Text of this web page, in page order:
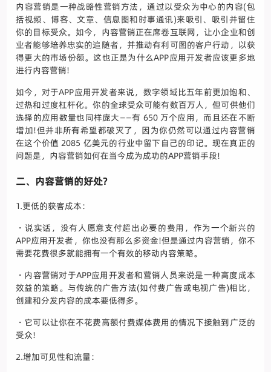
内容营销是一种战略性营销方法，通过以受众为中心的内容(包
括视频、博客、文章、信息图和时事通讯)来吸引、吸引并留住
你的目标受众。如今，内容营销正在席卷互联网，让小企业和创
业者能够培养忠实的追随者，并推动有利可图的客户行动，以获
得更大的市场份额。这也正是为什么APP应用开发者应该更多地
进行内容营销!
如今，对于APP应用开发者来说，数字领域比五年前更加饱和、
过热和过度杠杆化。你的全球受众可能有数百万人，但可供他们
选择的应用数量也同样庞大――有 650 万个应用，而且还在不断
增加!但并非所有希望都破灭了，因为你仍然可以通过内容营销
在这个价值 2085 亿美元的行业中留下自己的印记。现在真正的
问题是，内容营销如何在当今成为成功的APP营销手段!
二、内容营销的好处?
1.更低的获客成本：
・说实话，没有人愿意支付超出必要的费用，作为一个新兴的
APP应用开发者，你也没有那么多资金!但是通过内容营销，你不
需要花费很多就能拥有一个有效的移动内容策略。
・内容营销对于APP应用开发者和营销人员来说是一种高度成本
效益的策略。与传统的广告方法(如付费广告或电视广告)相比，
创建和分发内容的成本要低得多。
・它可以让你在不花费高额付费媒体费用的情况下接触到广泛的
受众!
2.增加可见性和流量：